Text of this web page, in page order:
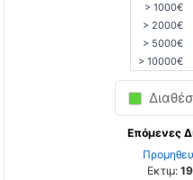
> 1000€
> 2000€
> 5000€
> 10000€
Επόμενες
Εκτιμ: